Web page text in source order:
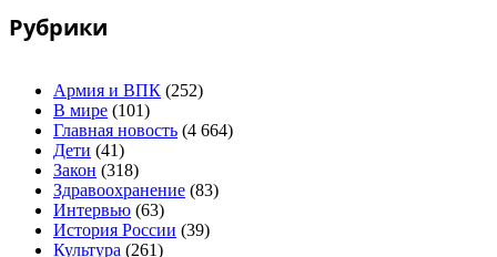
Рубрики
Армия и ВПК (252)
В мире (101)
Главная новость (4 664)
Дети (41)
Закон (318)
Здравоохранение (83)
Интервью (63)
История России (39)
Культура (261)